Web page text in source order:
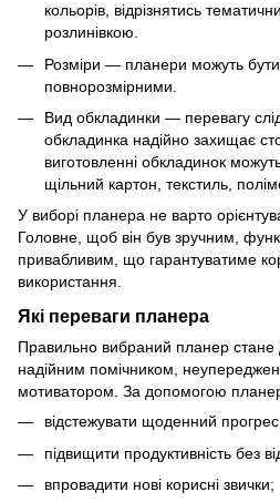
кольорів, відрізнятись
розлинівкою.
Розміри — планери можуть
повнорозмірними.
Вид обкладинки — перевагу
обкладинка надійно захищає
виготовленні обкладинок
щільний картон, текстиль,
У виборі планера не варто
Головне, щоб він був зручним,
привабливим, що гарантуватиме
використання.
Які переваги планера
Правильно вибраний планер стане
надійним помічником,
мотиватором. За допомогою
відстежувати щоденний
підвищити продуктивність без
впровадити нові корисні звички;